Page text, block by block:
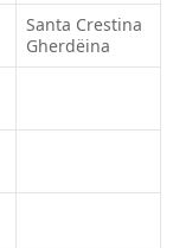
Santa Crestina
Gherdëina